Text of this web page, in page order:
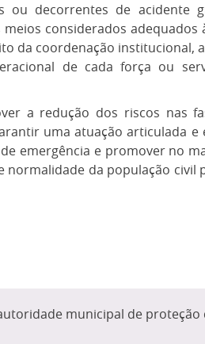
ou decorrentes de acidente
considerados adequados
da coordenação institucional, a
de cada força ou
a redução dos riscos nas
uma atuação articulada e
emergência e promover no
da população civil
municipal de proteção